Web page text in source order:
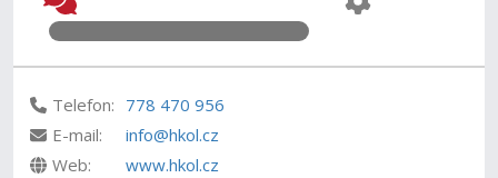
Telefon: 778 470 956
E-mail:
info@hkol.cz
Web:
www.hkol.cz